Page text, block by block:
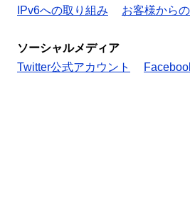
IPv6への取り組み
お客様から
ソーシャルメディア
Twitter公式アカウント